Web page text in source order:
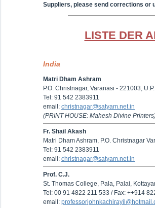
Suppliers, please send corrections or
LISTE DER
India
Matri Dham Ashram
P.O. Christnagar, Varanasi - 221003, U.P.
Tel: 91 542 2383911
email: christnagar@satyam.net.in
(PRINT HOUSE: Mahesh Divine
Fr. Shail Akash
Matri Dham Ashram, P.O. Christnagar
Tel: 91 542 2383911
email: christnagar@satyam.net.in
Prof. C.J.
St. Thomas College, Pala, Palai,
Tel: 00 91 4822 211 533 / Fax: ++914
email: